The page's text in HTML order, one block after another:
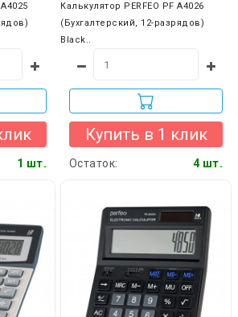
1 шт.
Калькулятор PERFEO PF A4026
(Бухгалтерский, 12-разрядов)
Black..
Купить в 1 клик
Остаток: 4 шт.